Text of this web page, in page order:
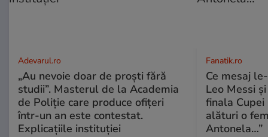
Adevarul.ro
„Au nevoie doar de proști fără
studii”. Masterul de la Academia
de Poliție care produce ofițeri
într-un an este contestat.
Explicațiile instituției
Fanatik.ro
Ce mesaj
Leo Messi
finala Cupei
alături o
Antonela…”